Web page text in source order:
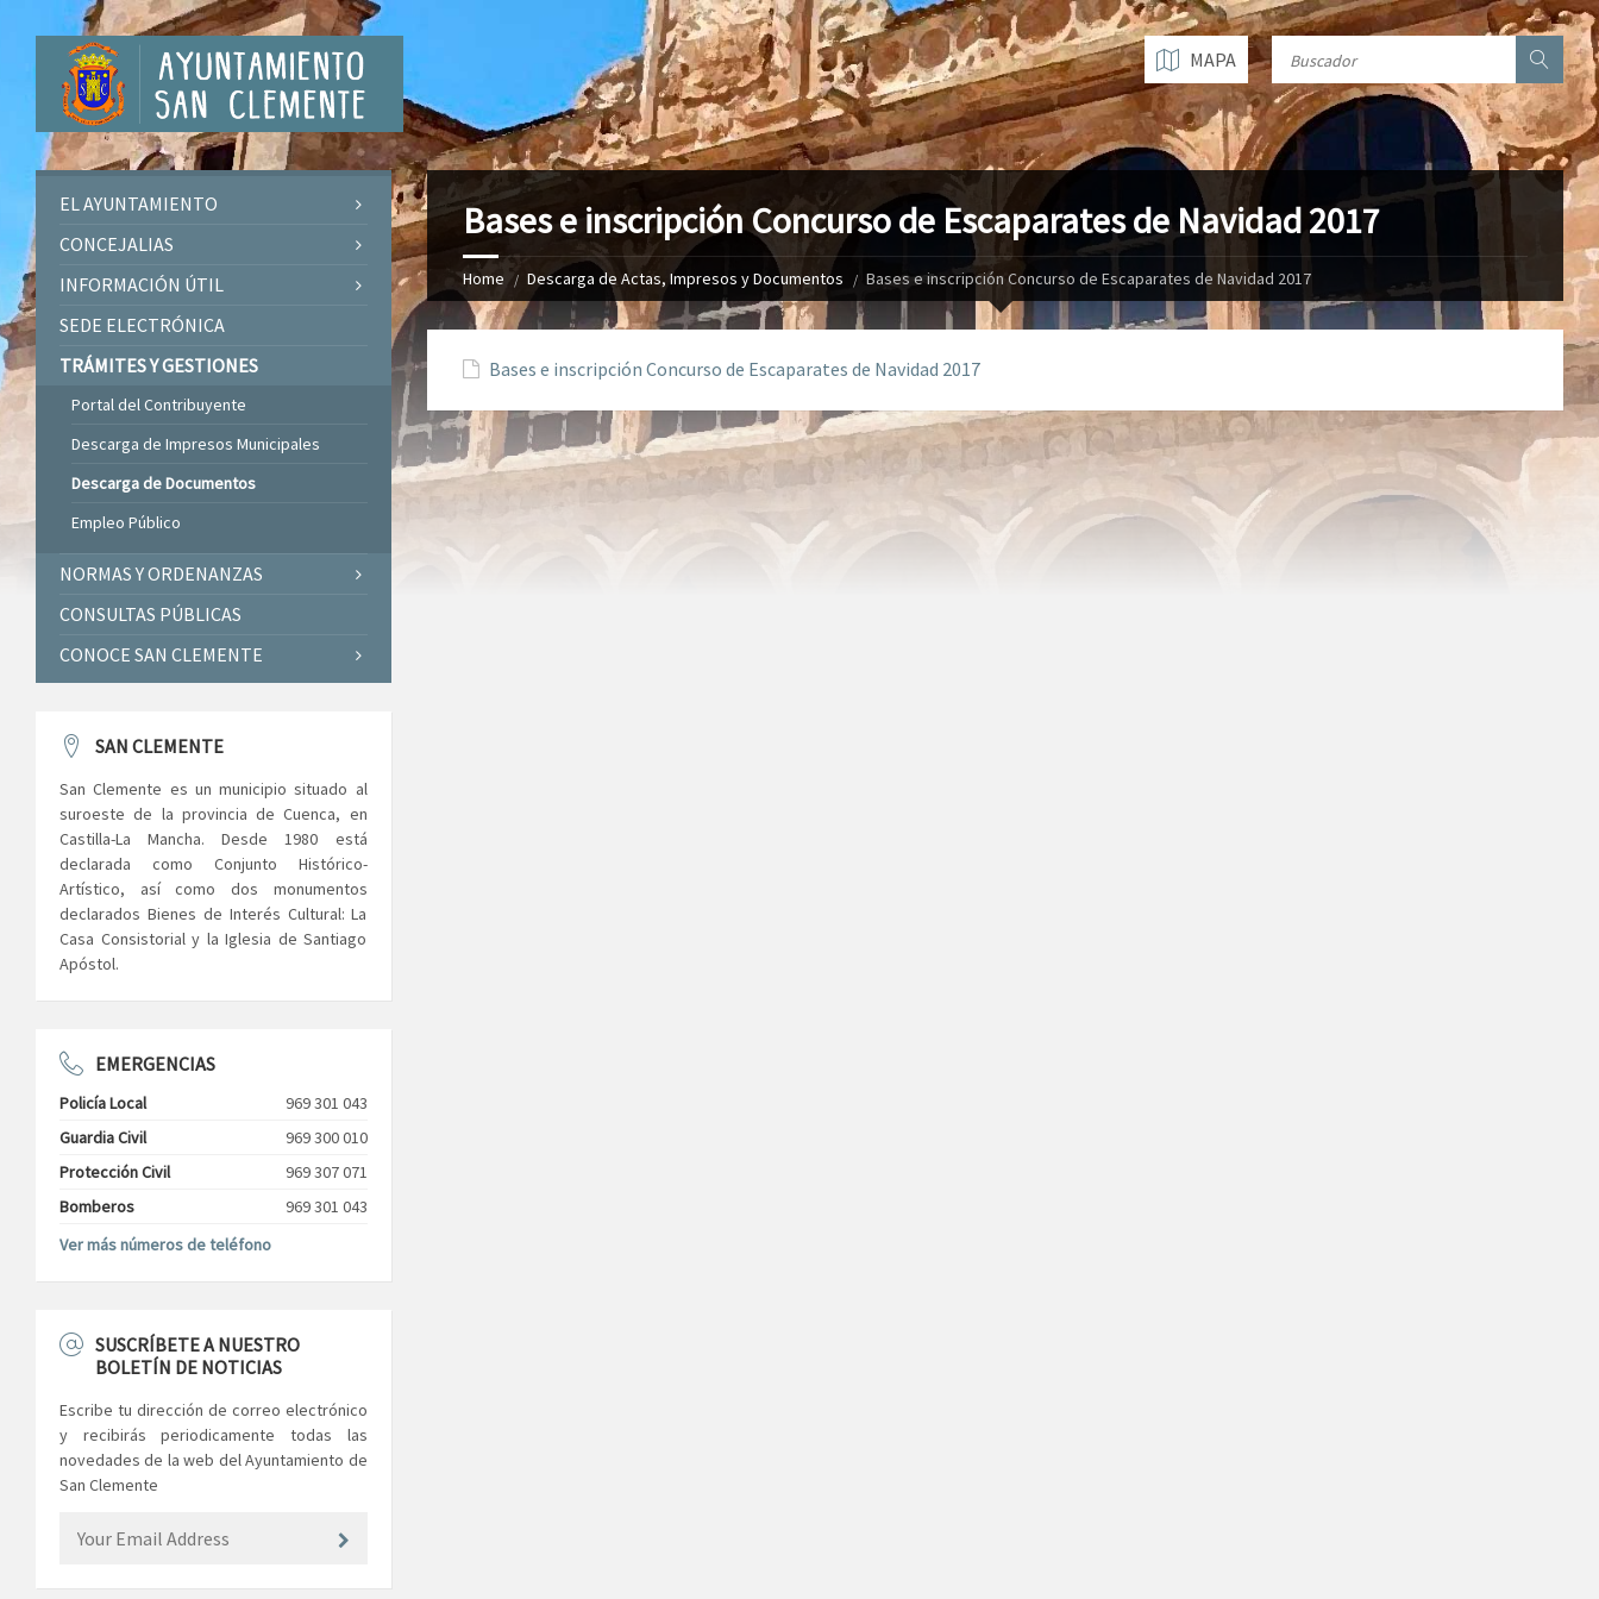
MAPA
Bases e inscripción Concurso de Escaparates de Navidad 2017
Home Descarga de Actas, Impresos y Documentos Bases e inscripción Concurso de Escaparates de Navidad 2017
Bases e inscripción Concurso de Escaparates de Navidad 2017
EL AYUNTAMIENTO
CONCEJALIAS
INFORMACIÓN ÚTIL
SEDE ELECTRÓNICA
TRÁMITES Y GESTIONES
Portal del Contribuyente
Descarga de Impresos Municipales
Descarga de Documentos
Empleo Público
NORMAS Y ORDENANZAS
CONSULTAS PÚBLICAS
CONOCE SAN CLEMENTE
SAN CLEMENTE
San Clemente es un municipio situado al
suroeste de la provincia de Cuenca, en
Castilla-La Mancha. Desde 1980 está
declarada como Conjunto Histórico-
Artístico, así como dos monumentos
declarados Bienes de Interés Cultural: La
Casa Consistorial y la Iglesia de Santiago
Apóstol.
EMERGENCIAS
Policía Local
969 301 043
Guardia Civil
969 300 010
Protección Civil
969 307 071
Bomberos
969 301 043
Ver más números de teléfono
SUSCRÍBETE A NUESTRO
BOLETÍN DE NOTICIAS
Escribe tu dirección de correo electrónico
y recibirás periodicamente todas las
novedades de la web del Ayuntamiento de
San Clemente